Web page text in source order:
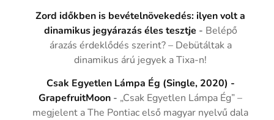
Zord időkben is bevételnövekedés: ilyen volt a
dinamikus jegyárazás éles tesztje - Belépő
árazás érdeklődés szerint? – Debütáltak a
dinamikus árú jegyek a Tixa-n!
Csak Egyetlen Lámpa Ég (Single, 2020) -
GrapefruitMoon - „Csak Egyetlen Lámpa Ég” –
megjelent a The Pontiac első magyar nyelvű dala